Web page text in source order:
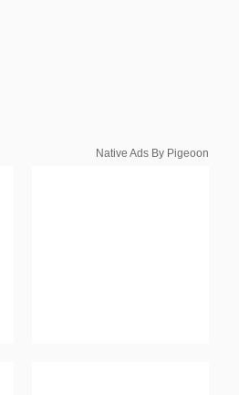
Native Ads By Pigeoon